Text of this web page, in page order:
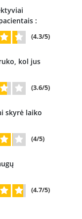
:
(4.3/5)
kol jus
(3.6/5)
skyrė laiko
(4/5)
(4.7/5)